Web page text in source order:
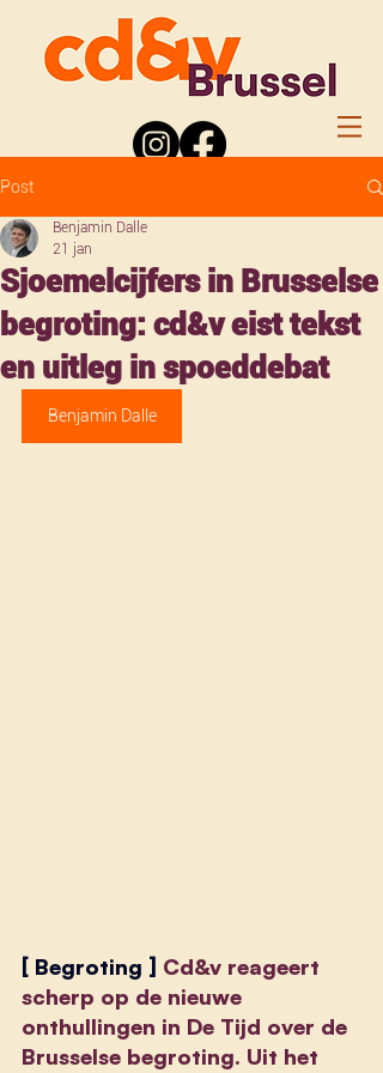
Post
Sjoemelcijfers in Brusselse
begroting: cd&v eist tekst
en uitleg in spoeddebat
Benjamin Dalle
21 jan
Benjamin Dalle
[ Begroting ] Cd&v reageert
scherp op de nieuwe
onthullingen in De Tijd over de
Brusselse begroting. Uit het